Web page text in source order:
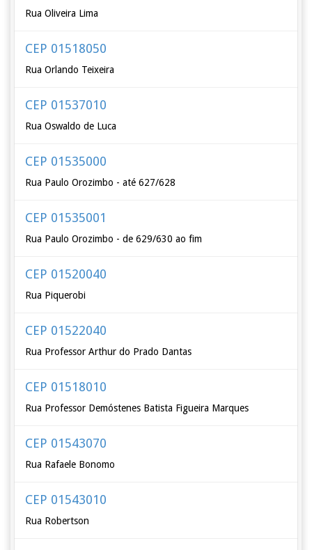
Rua Oliveira Lima
CEP 01518050
Rua Orlando Teixeira
CEP 01537010
Rua Oswaldo de Luca
CEP 01535000
Rua Paulo Orozimbo - até 627/628
CEP 01535001
Rua Paulo Orozimbo - de 629/630 ao fim
CEP 01520040
Rua Piquerobi
CEP 01522040
Rua Professor Arthur do Prado Dantas
CEP 01518010
Rua Professor Demóstenes Batista Figueira Marques
CEP 01543070
Rua Rafaele Bonomo
CEP 01543010
Rua Robertson